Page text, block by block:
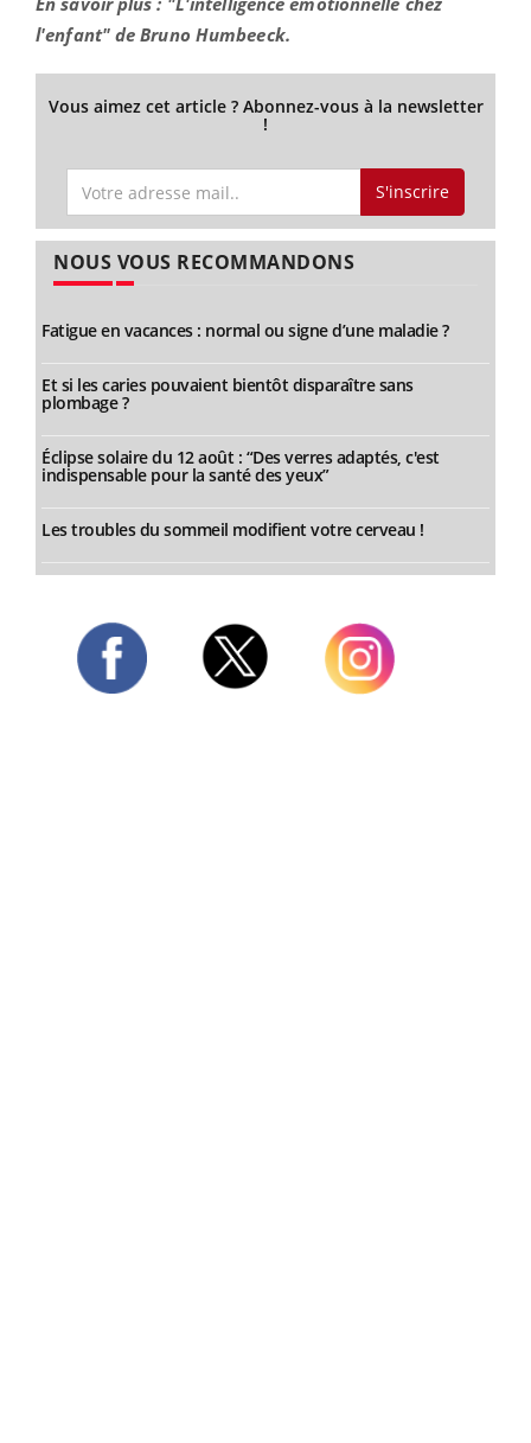
l'enfant" de Bruno Humbeeck.
Vous aimez cet article ? Abonnez-vous à la newsletter
!
S'inscrire
NOUS VOUS RECOMMANDONS
Fatigue en vacances : normal ou signe d’une maladie ?
Et si les caries pouvaient bientôt disparaître sans
plombage ?
Éclipse solaire du 12 août : “Des verres adaptés, c'est
indispensable pour la santé des yeux”
Les troubles du sommeil modifient votre cerveau !